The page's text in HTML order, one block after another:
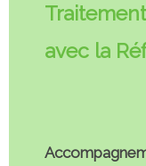
avec la